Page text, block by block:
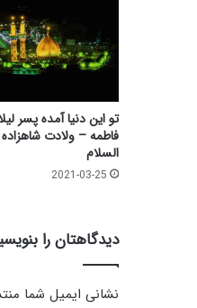
تو این دنیا آمده پسر
فاطمه – ولادت شاهزاده
السلام
2021-03-25
دیدگاهتان را
نشانی ایمیل شما